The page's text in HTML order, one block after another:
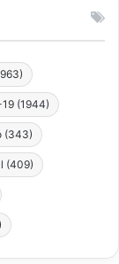
(1944)
(343)
(409)